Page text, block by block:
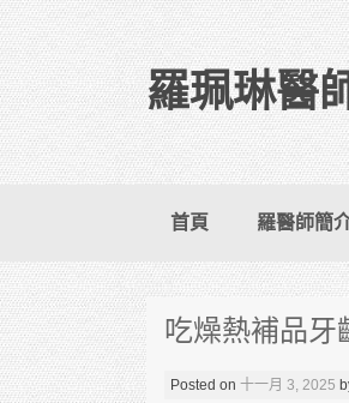
羅珮琳醫
Skip to content
首頁 羅醫師簡
吃燥熱補品牙
Posted on 十一月 3, 2025